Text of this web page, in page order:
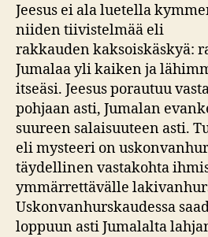
Jeesus ei ala luetella
niiden tiivistelmää eli
rakkauden kaksoiskäskyä:
Jumalaa yli kaiken ja
itseäsi. Jeesus porautuu
pohjaan asti, Jumalan
suureen salaisuuteen asti.
eli mysteeri on
täydellinen vastakohta
ymmärrettävälle
Uskonvanhurskaudessa
loppuun asti Jumalalta